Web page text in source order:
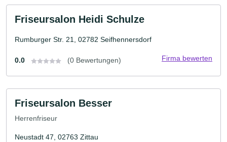
Friseursalon Heidi Schulze
Rumburger Str. 21, 02782 Seifhennersdorf
0.0 (0 Bewertungen) Firma bewerten
Friseursalon Besser
Herrenfriseur
Neustadt 47, 02763 Zittau